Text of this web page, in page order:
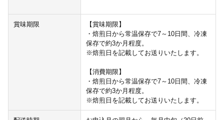
賞味期限
【賞味期限】
・焙煎日から常温保存で7～10日間、冷凍
保存で約3か月程度。
※焙煎日を記載してお送りいたします。
【消費期限】
・焙煎日から常温保存で7～10日間、冷凍
保存で約3か月程度。
※焙煎日を記載してお送りいたします。